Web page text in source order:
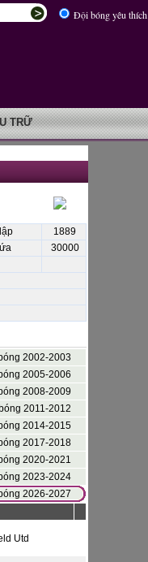
Đội bóng yêu thích
TRỮ
1889
30000
2002-2003
2005-2006
2008-2009
2011-2012
2014-2015
2017-2018
2020-2021
2023-2024
2026-2027
Utd